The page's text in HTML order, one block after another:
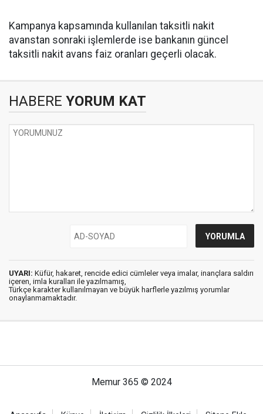
Kampanya kapsamında kullanılan taksitli nakit
avanstan sonraki işlemlerde ise bankanın güncel
taksitli nakit avans faiz oranları geçerli olacak.
HABERE YORUM KAT
UYARI: Küfür, hakaret, rencide edici cümleler veya imalar, inançlara saldırı
içeren, imla kuralları ile yazılmamış,
Türkçe karakter kullanılmayan ve büyük harflerle yazılmış yorumlar
onaylanmamaktadır.
Memur 365 © 2024